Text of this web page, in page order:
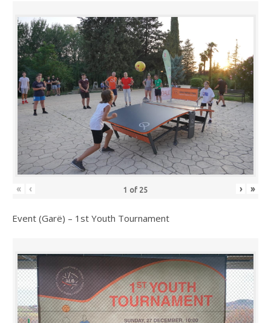
« ‹ 1 of 25 › »
Event (Garë) – 1st Youth Tournament